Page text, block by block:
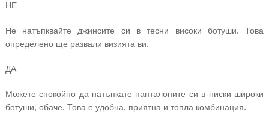
НЕ
Не натъпквайте джинсите си в тесни високи ботуши. Това
определено ще развали визията ви.
ДА
Можете спокойно да натъпкате панталоните си в ниски широки
ботуши, обаче. Това е удобна, приятна и топла комбинация.